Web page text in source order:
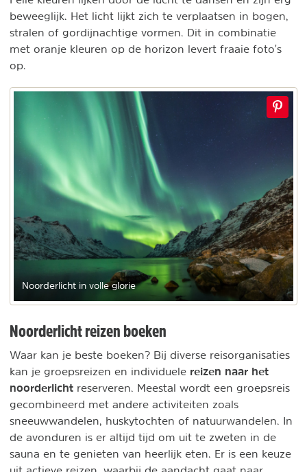
beweeglijk. Het licht lijkt zich te verplaatsen in bogen,
stralen of gordijnachtige vormen. Dit in combinatie
met oranje kleuren op de horizon levert fraaie foto's
op.
Noorderlicht in volle glorie
Noorderlicht reizen boeken
Waar kan je beste boeken? Bij diverse reisorganisaties
kan je groepsreizen en individuele reizen naar het
noorderlicht reserveren. Meestal wordt een groepsreis
gecombineerd met andere activiteiten zoals
sneeuwwandelen, huskytochten of natuurwandelen. In
de avonduren is er altijd tijd om uit te zweten in de
sauna en te genieten van heerlijk eten. Er is een keuze